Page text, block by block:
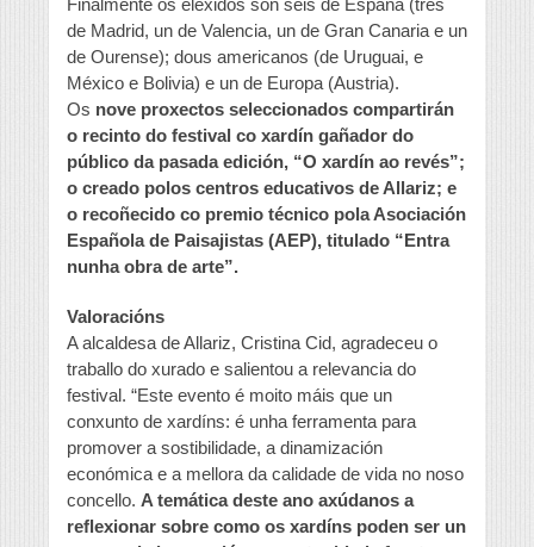
Finalmente os elexidos son seis de España (tres
de Madrid, un de Valencia, un de Gran Canaria e un
de Ourense); dous americanos (de Uruguai, e
México e Bolivia) e un de Europa (Austria).
Os nove proxectos seleccionados compartirán
o recinto do festival co xardín gañador do
público da pasada edición, “O xardín ao revés”;
o creado polos centros educativos de Allariz; e
o recoñecido co premio técnico pola Asociación
Española de Paisajistas (AEP), titulado “Entra
nunha obra de arte”.
Valoracións
A alcaldesa de Allariz, Cristina Cid, agradeceu o
traballo do xurado e salientou a relevancia do
festival. “Este evento é moito máis que un
conxunto de xardíns: é unha ferramenta para
promover a sostibilidade, a dinamización
económica e a mellora da calidade de vida no noso
concello. A temática deste ano axúdanos a
reflexionar sobre como os xardíns poden ser un